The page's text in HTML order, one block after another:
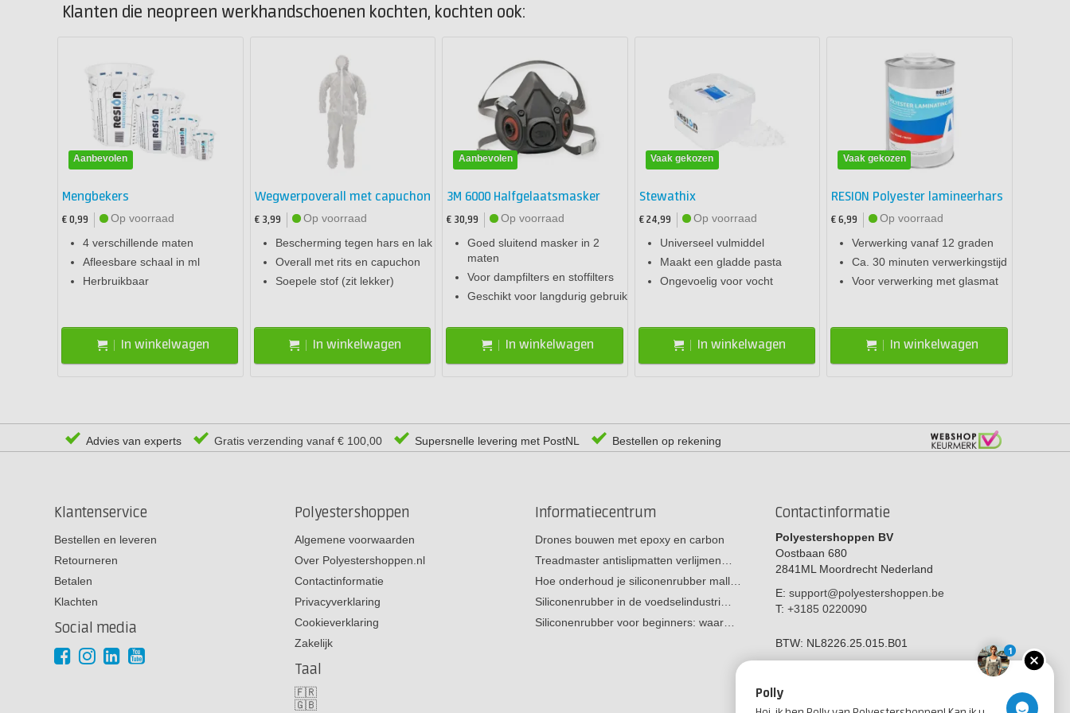
Klanten die neopreen werkhandschoenen kochten, kochten ook:
Aanbevolen
Mengbekers
€ 0,99
Op voorraad
4 verschillende maten
Afleesbare schaal in ml
Herbruikbaar
In winkelwagen
Wegwerpoverall met capuchon
€ 3,99
Op voorraad
Bescherming tegen hars en lak
Overall met rits en capuchon
Soepele stof (zit lekker)
In winkelwagen
Aanbevolen
3M 6000 Halfgelaatsmasker
€ 30,99
Op voorraad
Goed sluitend masker in 2
maten
Voor dampfilters en stoffilters
Geschikt voor langdurig gebruik
In winkelwagen
Vaak gekozen
Stewathix
€ 24,99
Op voorraad
Universeel vulmiddel
Maakt een gladde pasta
Ongevoelig voor vocht
In winkelwagen
Vaak gekozen
RESION Polyester lamineerhars
€ 6,99
Op voorraad
Verwerking vanaf 12 graden
Ca. 30 minuten verwerkingstijd
Voor verwerking met glasmat
In winkelwagen
Advies van experts Gratis verzending vanaf € 100,00 Supersnelle levering met PostNL Bestellen op rekening
Klantenservice
Bestellen en leveren
Retourneren
Betalen
Klachten
Social media
Polyestershoppen
Algemene voorwaarden
Over Polyestershoppen.nl
Contactinformatie
Privacyverklaring
Cookieverklaring
Zakelijk
Taal
🇫🇷
🇬🇧
Informatiecentrum
Drones bouwen met epoxy en carbon
Treadmaster antislipmatten verlijmen…
Hoe onderhoud je siliconenrubber mall…
Siliconenrubber in de voedselindustri…
Siliconenrubber voor beginners: waar…
Contactinformatie
Polyestershoppen BV
Oostbaan 680
2841ML Moordrecht Nederland
E: support@polyestershoppen.be
T: +3185 0220090
BTW: NL8226.25.015.B01
1
Polly